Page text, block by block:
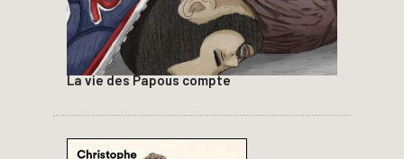
La vie des Papous compte